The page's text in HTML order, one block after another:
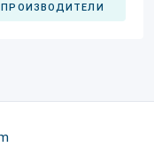
ПРОИЗВОДИТЕЛИ